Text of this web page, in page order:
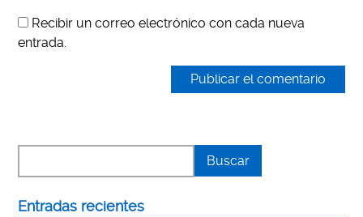
Recibir un correo electrónico con cada nueva
entrada.
Entradas recientes